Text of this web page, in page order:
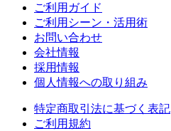
ご利用ガイド
ご利用シーン・活用術
お問い合わせ
会社情報
採用情報
個人情報への取り組み
特定商取引法に基づく表記
ご利用規約